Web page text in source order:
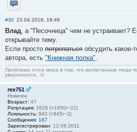
Отправить личное сообщение
#30 23.04.2018, 18:46
Влад , а "Песочница" чем не устраивает?
открывайте тему.
Если просто потрепаться обсудить какое-
автора, есть "Книжная полка"
Проблема этого мира в том, что воспитанные люди
уверенности.. ©
rex751
Новичок
Возраст: 47
Репутация: 1628 (+1650/−22)
Лояльность: 943 (+945/−2)
Сообщения: 187
Зарегистрирован: 12.08.2011